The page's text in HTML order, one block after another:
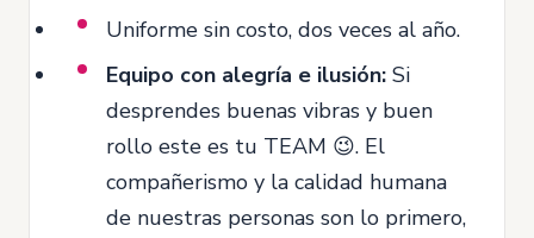
Uniforme sin costo, dos veces al año.
Equipo con alegría e ilusión: Si
desprendes buenas vibras y buen
rollo este es tu TEAM 😉. El
compañerismo y la calidad humana
de nuestras personas son lo primero,